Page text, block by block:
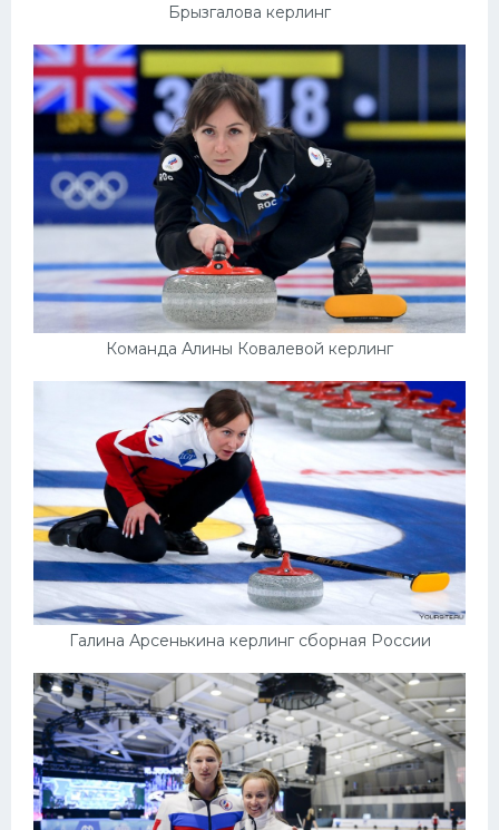
Брызгалова керлинг
Команда Алины Ковалевой керлинг
Галина Арсенькина керлинг сборная России